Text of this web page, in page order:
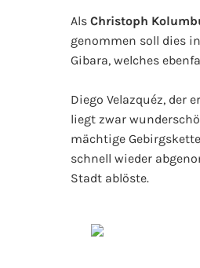
Als Christoph
genommen soll dies
Gibara, welches
Diego Velazquéz, der
liegt zwar
mächtige
schnell wieder
Stadt ablöste.